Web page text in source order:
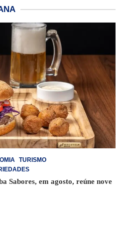
TURISMO
Sabores, em agosto, reúne nove